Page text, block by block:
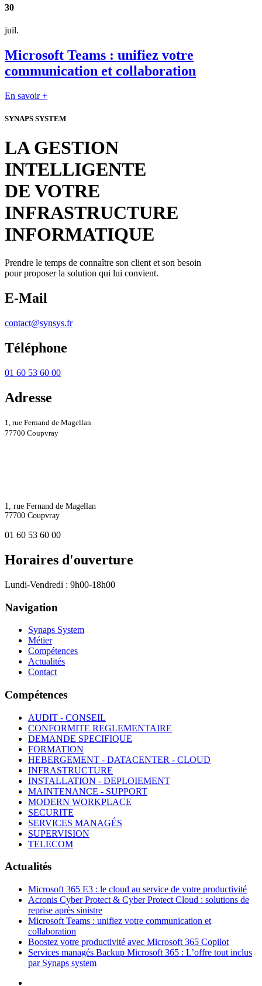
30
juil.
Microsoft Teams : unifiez votre
communication et collaboration
En savoir +
SYNAPS SYSTEM
LA GESTION
INTELLIGENTE
DE VOTRE
INFRASTRUCTURE
INFORMATIQUE
Prendre le temps de connaître son client et son besoin
pour proposer la solution qui lui convient.
E-Mail
contact@synsys.fr
Téléphone
01 60 53 60 00
Adresse
1, rue Fernand de Magellan
77700 Coupvray
1, rue Fernand de Magellan
77700 Coupvray
01 60 53 60 00
Horaires d'ouverture
Lundi-Vendredi : 9h00-18h00
Navigation
Synaps System
Métier
Compétences
Actualités
Contact
Compétences
AUDIT - CONSEIL
CONFORMITE REGLEMENTAIRE
DEMANDE SPECIFIQUE
FORMATION
HEBERGEMENT - DATACENTER - CLOUD
INFRASTRUCTURE
INSTALLATION - DEPLOIEMENT
MAINTENANCE - SUPPORT
MODERN WORKPLACE
SECURITE
SERVICES MANAGÉS
SUPERVISION
TELECOM
Actualités
Microsoft 365 E3 : le cloud au service de votre productivité
Acronis Cyber Protect & Cyber Protect Cloud : solutions de
reprise après sinistre
Microsoft Teams : unifiez votre communication et
collaboration
Boostez votre productivité avec Microsoft 365 Copilot
Services managés Backup Microsoft 365 : L’offre tout inclus
par Synaps system